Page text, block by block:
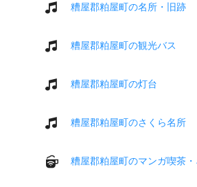
糟屋郡粕屋町の名所・旧跡
糟屋郡粕屋町の観光バス
糟屋郡粕屋町の灯台
糟屋郡粕屋町のさくら名所
糟屋郡粕屋町のマンガ喫茶